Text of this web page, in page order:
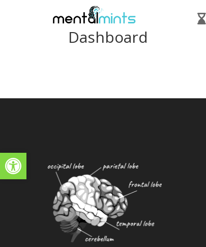
Toolbar openen
Dashboard